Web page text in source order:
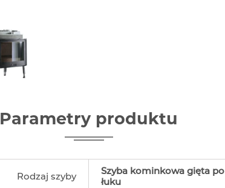
Parametry produktu
Rodzaj szyby
Szyba kominkowa gięta po
łuku